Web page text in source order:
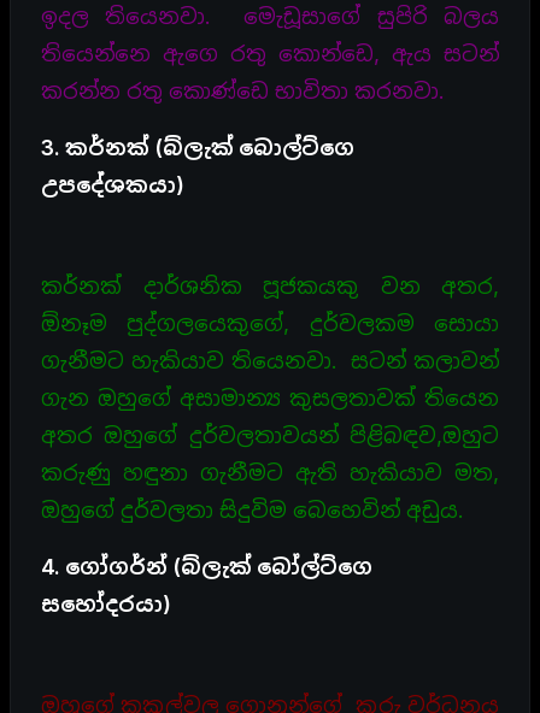
ඉදල තියෙනවා. මැෙඩූසාගේ සුපිරි බලය
තියෙන්නෙ ඇගෙ රතු කොන්ඩෙ, ඇය සටන්
කරන්න රතු කොණ්ඩෙ භාවිතා කරනවා.
3. කර්නක් (බ්ලැක් බොල්ට්ගෙ
උපදේශකයා)
කර්නක් දාර්ශනික පූජකයකු වන අතර,
ඕනෑම පුද්ගලයෙකුගේ, දුර්වලකම සොයා
ගැනීමට හැකියාව තියෙනවා. සටන් කලාවන්
ගැන ඔහුගේ අසාමාන්‍ය කුසලතාවක් තියෙන
අතර ඔහුගේ දුර්වලතාවයන් පිළිබඳව,ඔහුට
කරුණු හඳුනා ගැනීමට ඇති හැකියාව මත,
ඔහුගේ දුර්වලතා සිදුවිම බෙහෙවින් අඩුය.
4. ගෝගර්න් (බ්ලැක් බෝල්ට්ගෙ
සහෝදරයා)
ඔහුගේ කකුල්වල ගොනුන්ගේ කූරු වර්ධනය